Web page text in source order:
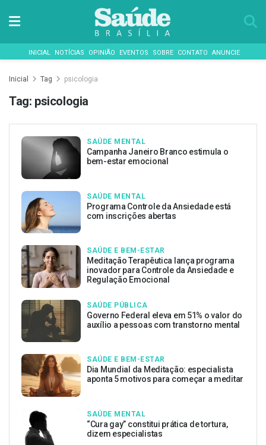
INICIAL NOTÍCIAS OPINIÃO EVENTOS SOBRE CONTATO ANUNCIE
Inicial Tag psicologia
Tag: psicologia
SAÚDE MENTAL
Campanha Janeiro Branco estimula o
bem-estar emocional
SAÚDE MENTAL
Programa Controle da Ansiedade está
com inscrições abertas
SAÚDE E BEM-ESTAR
Meditação Terapêutica lança programa
inovador para Controle da Ansiedade e
Regulação Emocional
SAÚDE PÚBLICA
Governo Federal eleva em 51% o valor do
auxílio a pessoas com transtorno mental
SAÚDE E BEM-ESTAR
Dia Mundial da Meditação: especialista
aponta 5 motivos para começar a meditar
SAÚDE MENTAL
“Cura gay” constitui prática de tortura,
dizem especialistas